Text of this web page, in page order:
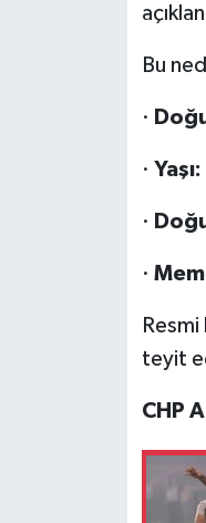
Bu
·
· Yaşı:
·
·
teyit
CHP